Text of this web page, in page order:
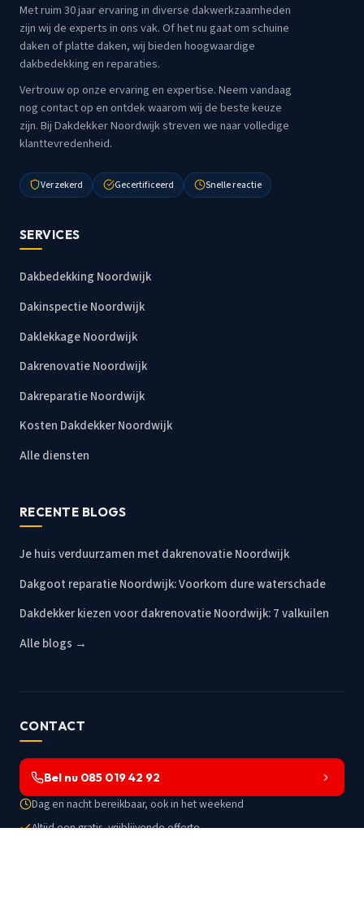
Met ruim 30 jaar ervaring in diverse dakwerkzaamheden
zijn wij de experts in ons vak. Of het nu gaat om schuine
daken of platte daken, wij bieden hoogwaardige
dakbedekking en reparaties.
Vertrouw op onze ervaring en expertise. Neem vandaag
nog contact op en ontdek waarom wij de beste keuze
zijn. Bij Dakdekker Noordwijk streven we naar volledige
klanttevredenheid.
Verzekerd Gecertificeerd Snelle reactie
SERVICES
Dakbedekking Noordwijk
Dakinspectie Noordwijk
Daklekkage Noordwijk
Dakrenovatie Noordwijk
Dakreparatie Noordwijk
Kosten Dakdekker Noordwijk
Alle diensten
RECENTE BLOGS
Je huis verduurzamen met dakrenovatie Noordwijk
Dakgoot reparatie Noordwijk: Voorkom dure waterschade
Dakdekker kiezen voor dakrenovatie Noordwijk: 7 valkuilen
Alle blogs →
CONTACT
Bel nu 085 019 42 92
Dag en nacht bereikbaar, ook in het weekend
Altijd een gratis, vrijblijvende offerte